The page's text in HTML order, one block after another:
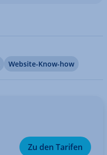
Website-Know-how
Zu den Tarifen